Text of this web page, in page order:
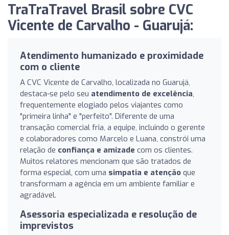
TraTraTravel Brasil sobre CVC
Vicente de Carvalho - Guarujá:
Atendimento humanizado e proximidade
com o cliente
A CVC Vicente de Carvalho, localizada no Guarujá,
destaca-se pelo seu atendimento de excelência,
frequentemente elogiado pelos viajantes como
"primeira linha" e "perfeito". Diferente de uma
transação comercial fria, a equipe, incluindo o gerente
e colaboradores como Marcelo e Luana, constrói uma
relação de confiança e amizade com os clientes.
Muitos relatores mencionam que são tratados de
forma especial, com uma simpatia e atenção que
transformam a agência em um ambiente familiar e
agradável.
Asessoria especializada e resolução de
imprevistos